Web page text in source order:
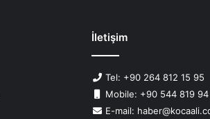
İletişim
Tel: +90 264 812 15 95
Mobile: +90 544 819
E-mail: